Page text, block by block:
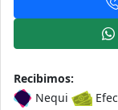
Recibimos:
Nequi